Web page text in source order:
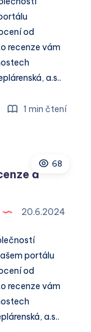
od
recenze vám
a.s..
1 min čtení
68
a
20.6.2024
portálu
od
recenze vám
a.s..